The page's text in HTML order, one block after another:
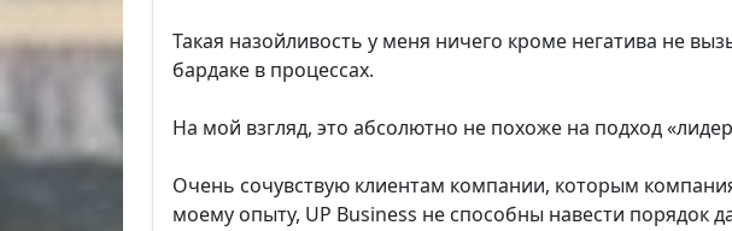
Такая назойливость у меня ничего кроме негатива не
бардаке в процессах.
На мой взгляд, это абсолютно не похоже на подход
Очень сочувствую клиентам компании, которым
моему опыту, UP Business не способны навести порядок